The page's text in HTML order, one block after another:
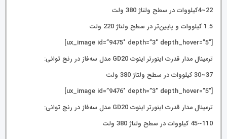
22~4کیلووات در سطح ولتاژ 380 ولت
1.5 کیلووات و پایین‌تر در سطح ولتاژ 220 ولت
[ux_image id=”9475″ depth=”3″ depth_hover=”5″]
ترمینال مدار قدرت اینورتر اینوت GD20 مدل‌ سه‌فاز در رنج توانی:
37~30 کیلووات در سطح ولتاژ 380 ولت
[ux_image id=”9476″ depth=”3″ depth_hover=”5″]
ترمینال مدار قدرت اینورتر اینوت GD20 مدل‌ سه‌فاز در رنج توانی:
110~45 کیلووات در سطح ولتاژ 380 ولت